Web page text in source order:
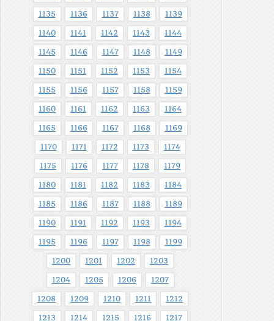
1135 1136 1137 1138 1139
1140 1141 1142 1143 1144
1145 1146 1147 1148 1149
1150 1151 1152 1153 1154
1155 1156 1157 1158 1159
1160 1161 1162 1163 1164
1165 1166 1167 1168 1169
1170 1171 1172 1173 1174
1175 1176 1177 1178 1179
1180 1181 1182 1183 1184
1185 1186 1187 1188 1189
1190 1191 1192 1193 1194
1195 1196 1197 1198 1199
1200 1201 1202 1203
1204 1205 1206 1207
1208 1209 1210 1211 1212
1213 1214 1215 1216 1217